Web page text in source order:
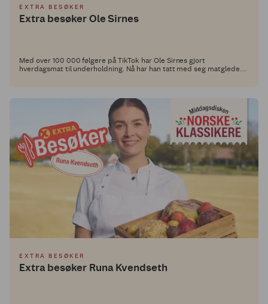
EXTRA BESØKER
Extra besøker Ole Sirnes
Med over 100 000 følgere på TikTok har Ole Sirnes gjort
hverdagsmat til underholdning. Nå har han tatt med seg matgleden
EXTRA BESØKER
Extra besøker Runa Kvendseth